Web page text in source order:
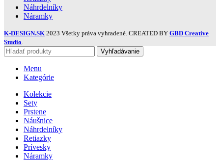
Náhrdelníky
Náramky
K-DESIGN.SK 2023 Všetky práva vyhradené. CREATED BY GBD Creative
Studio.
Vyhľadávanie
Menu
Kategórie
Kolekcie
Sety
Prstene
Náušnice
Náhrdelníky
Retiazky
Prívesky
Náramky